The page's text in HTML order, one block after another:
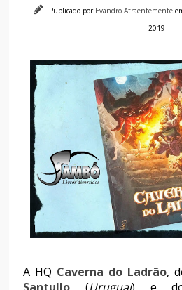
Publicado por Evandro Atraentemente
2019
A HQ Caverna do Ladrão,